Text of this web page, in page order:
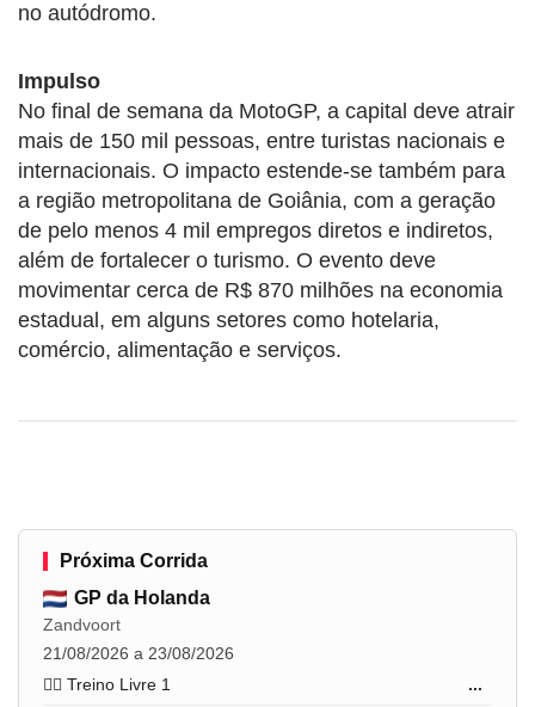
no autódromo.
Impulso
No final de semana da MotoGP, a capital deve atrair
mais de 150 mil pessoas, entre turistas nacionais e
internacionais. O impacto estende-se também para
a região metropolitana de Goiânia, com a geração
de pelo menos 4 mil empregos diretos e indiretos,
além de fortalecer o turismo. O evento deve
movimentar cerca de R$ 870 milhões na economia
estadual, em alguns setores como hotelaria,
comércio, alimentação e serviços.
Próxima Corrida
GP da Holanda
Zandvoort
21/08/2026 a 23/08/2026
🏋️‍♂️ Treino Livre 1
...